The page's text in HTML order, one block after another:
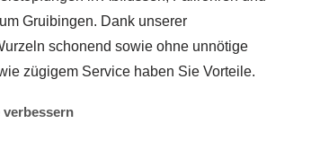
Gruibingen. Dank unserer
schonend sowie ohne unnötige
zügigem Service haben Sie Vorteile.